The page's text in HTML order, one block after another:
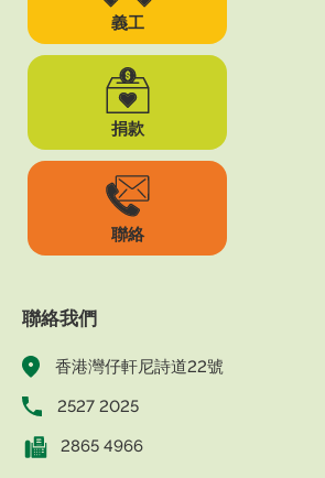
義工
捐款
聯絡
聯絡我們
香港灣仔軒尼詩道22號
2527 2025
2865 4966